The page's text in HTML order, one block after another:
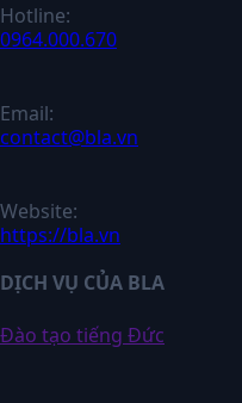
Hotline:
0964.000.670
Email:
contact@bla.vn
Website:
https://bla.vn
DỊCH VỤ CỦA BLA
Đào tạo tiếng Đức